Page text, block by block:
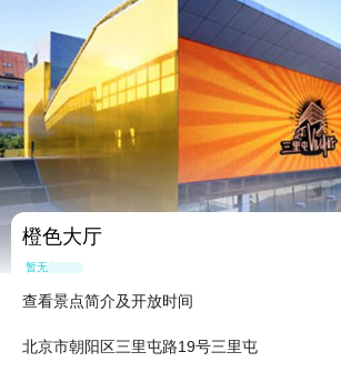
橙色大厅
暂无点评
查看景点简介及开放时间
北京市朝阳区三里屯路19号三里屯